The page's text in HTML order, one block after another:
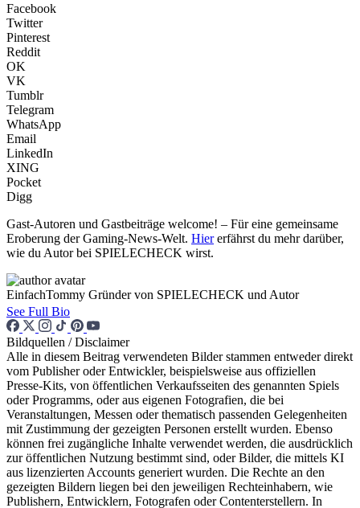
Facebook
Twitter
Pinterest
Reddit
OK
VK
Tumblr
Telegram
WhatsApp
Email
LinkedIn
XING
Pocket
Digg
Gast-Autoren und Gastbeiträge welcome! – Für eine gemeinsame
Eroberung der Gaming-News-Welt. Hiererfährst du mehr darüber,
wie du Autor bei SPIELECHECK wirst.
EinfachTommy Gründer von SPIELECHECK und Autor
See Full Bio
Bildquellen / Disclaimer
Alle in diesem Beitrag verwendeten Bilder stammen entweder direkt
vom Publisher oder Entwickler, beispielsweise aus offiziellen
Presse-Kits, von öffentlichen Verkaufsseiten des genannten Spiels
oder Programms, oder aus eigenen Fotografien, die bei
Veranstaltungen, Messen oder thematisch passenden Gelegenheiten
mit Zustimmung der gezeigten Personen erstellt wurden. Ebenso
können frei zugängliche Inhalte verwendet werden, die ausdrücklich
zur öffentlichen Nutzung bestimmt sind, oder Bilder, die mittels KI
aus lizenzierten Accounts generiert wurden. Die Rechte an den
gezeigten Bildern liegen bei den jeweiligen Rechteinhabern, wie
Publishern, Entwicklern, Fotografen oder Contenterstellern. In